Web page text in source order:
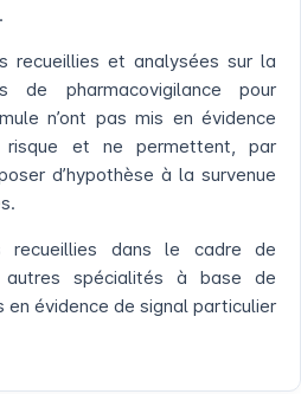
recueillies et analysées sur la
de pharmacovigilance pour
n’ont pas mis en évidence
risque et ne permettent, par
d’hypothèse à la survenue
recueillies dans le cadre de
autres spécialités à base de
évidence de signal particulier